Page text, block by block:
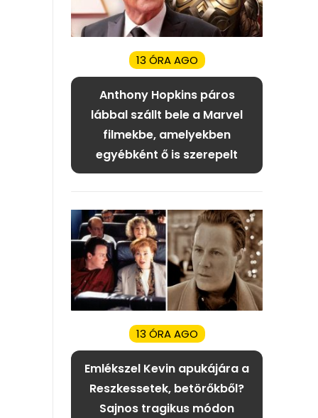
13 ÓRA AGO
Anthony Hopkins páros
lábbal szállt bele a Marvel
filmekbe, amelyekben
egyébként ő is szerepelt
13 ÓRA AGO
Emlékszel Kevin apukájára a
Reszkessetek, betörőkből?
Sajnos tragikus módon